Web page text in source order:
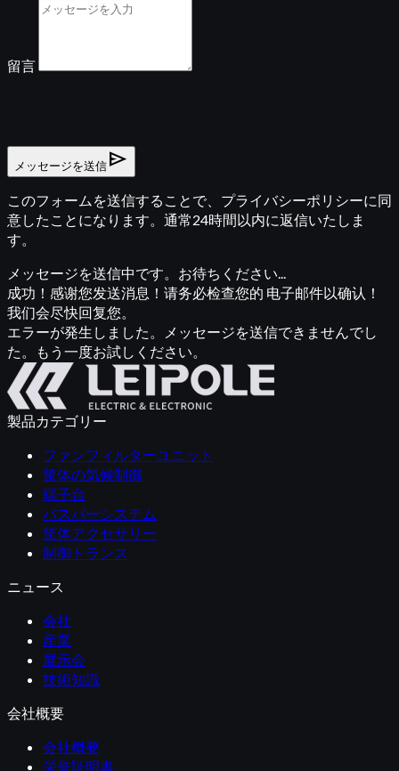
留言
メッセージを送信 send
このフォームを送信することで、プライバシーポリシーに同
意したことになります。通常24時間以内に返信いたしま
す。
メッセージを送信中です。お待ちください...
成功！感谢您发送消息！请务必检查您的 电子邮件以确认！
我们会尽快回复您。
エラーが発生しました。メッセージを送信できませんでし
た。もう一度お試しください。
製品カテゴリー
ファンフィルターユニット
筐体の気候制御
端子台
バスバーシステム
筐体アクセサリー
制御トランス
ニュース
会社
産業
展示会
技術知識
会社概要
会社概要
栄誉証明書